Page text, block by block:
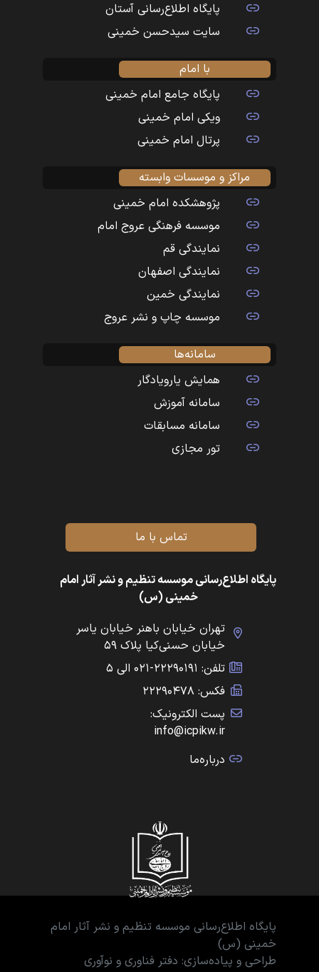
پایگاه اطلاع‌رسانی آستان
سایت سیدحسن خمینی
با امام
پایگاه جامع امام خمینی
ویکی امام خمینی
پرتال امام خمینی
مراکز و موسسات وابسته
پژوهشکده امام خمینی
موسسه فرهنگی عروج امام
نمایندگی قم
نمایندگی اصفهان
نمایندگی خمین
موسسه چاپ و نشر عروج
سامانه‌ها
همایش یارویادگار
سامانه آموزش
سامانه مسابقات
تور مجازی
تماس با ما
پایگاه اطلاع‌رسانی موسسه تنظیم و نشر آثار امام
خمینی (س)
تهران خیابان باهنر خیابان یاسر
خیابان حسنی‌کیا پلاک ۵۹
تلفن: ۲۲۲۹۰۱۹۱-۰۲۱ الی ۵
فکس: ۲۲۲۹۰۴۷۸
پست الکترونیک:
info@icpikw.ir
درباره‌ما
پایگاه اطلاع‌رسانی موسسه تنظیم و نشر آثار امام
خمینی (س)
طراحی و پیاده‌سازی: دفتر فناوری و نوآوری